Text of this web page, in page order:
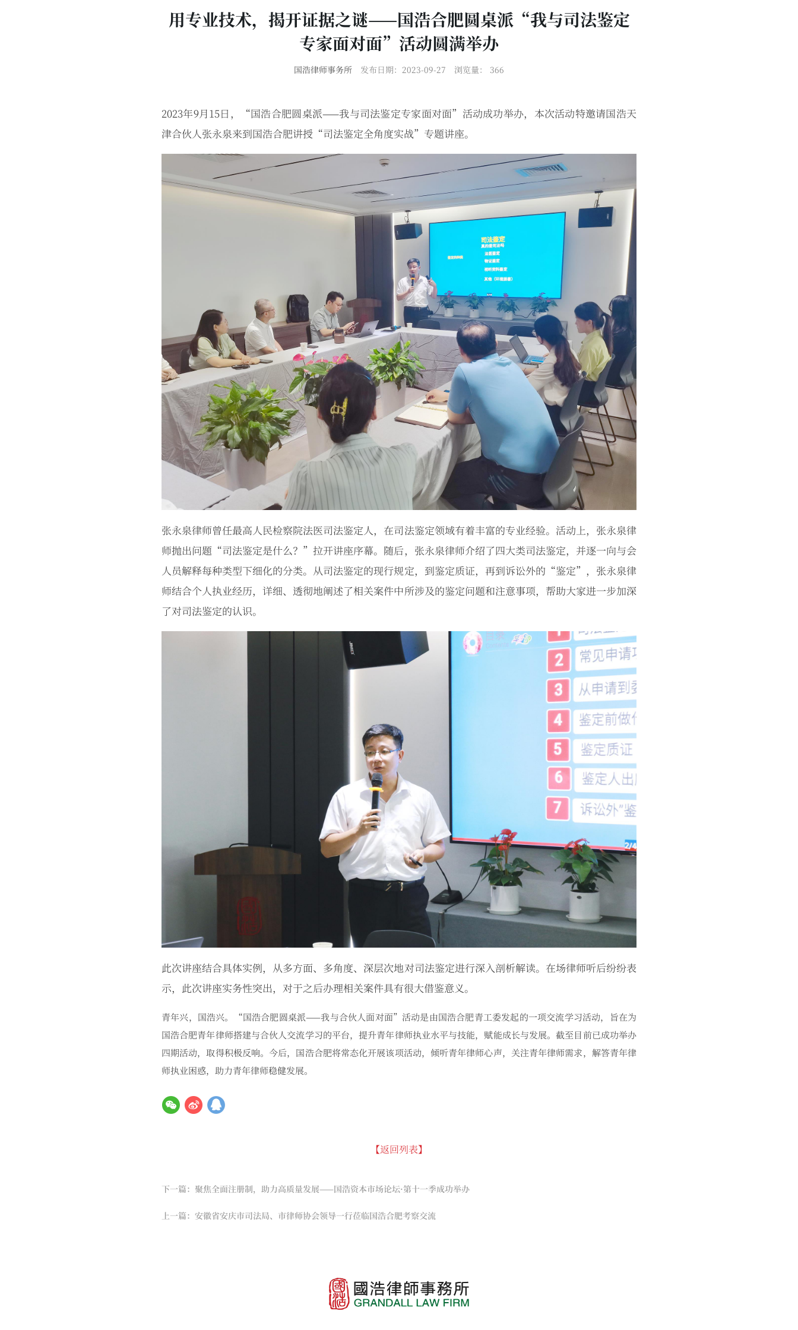
用专业技术，揭开证据之谜——国浩合肥圆桌派“我与司法鉴定
专家面对面”活动圆满举办
国浩律师事务所 发布日期：2023-09-27 浏览量： 366
2023年9月15日，“国浩合肥圆桌派——我与司法鉴定专家面对面”活动成功举办，本次活动特邀请国浩天
津合伙⼈张永泉来到国浩合肥讲授“司法鉴定全角度实战”专题讲座。
张永泉律师曾任最高人民检察院法医司法鉴定人，在司法鉴定领域有着丰富的专业经验。活动上，张永泉律
师抛出问题“司法鉴定是什么？”拉开讲座序幕。随后，张永泉律师介绍了四大类司法鉴定，并逐一向与会
人员解释每种类型下细化的分类。从司法鉴定的现行规定，到鉴定质证，再到诉讼外的“鉴定”，张永泉律
师结合个人执业经历，详细、透彻地阐述了相关案件中所涉及的鉴定问题和注意事项，帮助大家进一步加深
了对司法鉴定的认识。
此次讲座结合具体实例，从多方面、多角度、深层次地对司法鉴定进行深入剖析解读。在场律师听后纷纷表
示，此次讲座实务性突出，对于之后办理相关案件具有很大借鉴意义。
青年兴，国浩兴。“国浩合肥圆桌派——我与合伙人面对面”活动是由国浩合肥青工委发起的一项交流学习活动，旨在为
国浩合肥青年律师搭建与合伙人交流学习的平台，提升青年律师执业水平与技能，赋能成长与发展。截至目前已成功举办
四期活动，取得积极反响。今后，国浩合肥将常态化开展该项活动，倾听青年律师心声，关注青年律师需求，解答青年律
师执业困惑，助力青年律师稳健发展。
【返回列表】
下一篇：聚焦全面注册制，助力高质量发展——国浩资本市场论坛·第十一季成功举办
上一篇：安徽省安庆市司法局、市律师协会领导一行莅临国浩合肥考察交流